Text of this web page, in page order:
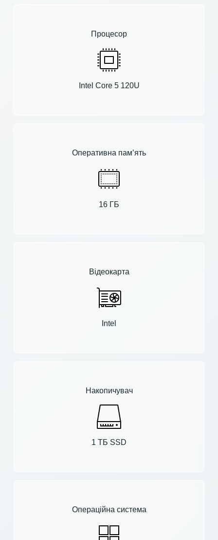
Процесор
Intel Core 5 120U
Оперативна пам’ять
16 ГБ
Відеокарта
Intel
Накопичувач
1 ТБ SSD
Операційна система